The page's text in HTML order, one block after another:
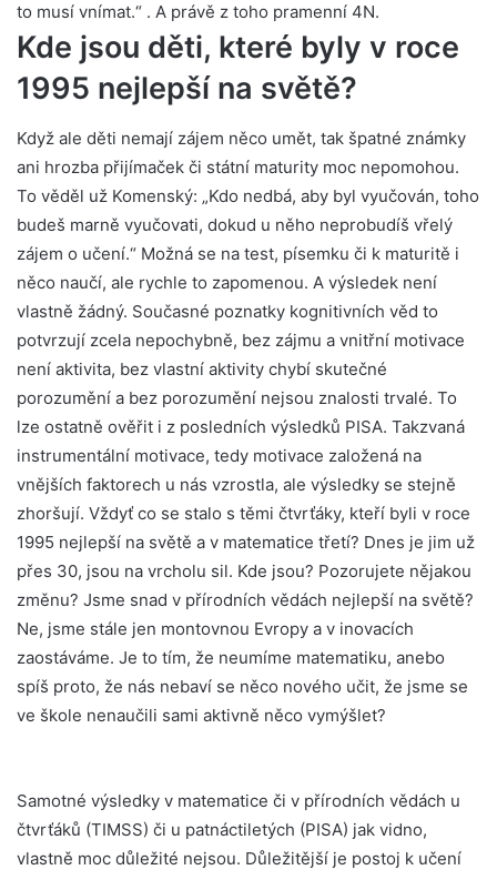
to musí vnímat.“ . A právě z toho pramenní 4N.
Kde jsou děti, které byly v roce
1995 nejlepší na světě?
Když ale děti nemají zájem něco umět, tak špatné známky
ani hrozba přijímaček či státní maturity moc nepomohou.
To věděl už Komenský: „Kdo nedbá, aby byl vyučován, toho
budeš marně vyučovati, dokud u něho neprobudíš vřelý
zájem o učení.“ Možná se na test, písemku či k maturitě i
něco naučí, ale rychle to zapomenou. A výsledek není
vlastně žádný. Současné poznatky kognitivních věd to
potvrzují zcela nepochybně, bez zájmu a vnitřní motivace
není aktivita, bez vlastní aktivity chybí skutečné
porozumění a bez porozumění nejsou znalosti trvalé. To
lze ostatně ověřit i z posledních výsledků PISA. Takzvaná
instrumentální motivace, tedy motivace založená na
vnějších faktorech u nás vzrostla, ale výsledky se stejně
zhoršují. Vždyť co se stalo s těmi čtvrťáky, kteří byli v roce
1995 nejlepší na světě a v matematice třetí? Dnes je jim už
přes 30, jsou na vrcholu sil. Kde jsou? Pozorujete nějakou
změnu? Jsme snad v přírodních vědách nejlepší na světě?
Ne, jsme stále jen montovnou Evropy a v inovacích
zaostáváme. Je to tím, že neumíme matematiku, anebo
spíš proto, že nás nebaví se něco nového učit, že jsme se
ve škole nenaučili sami aktivně něco vymýšlet?
Samotné výsledky v matematice či v přírodních vědách u
čtvrťáků (TIMSS) či u patnáctiletých (PISA) jak vidno,
vlastně moc důležité nejsou. Důležitější je postoj k učení